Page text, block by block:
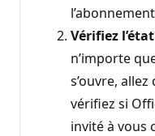
Vérifiez
n’importe
s’ouvre,
vérifiez si
invité à vous